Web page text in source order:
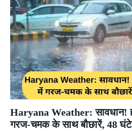
Haryana Weather: सावधान!
गरज-चमक के साथ बौछारें, 48 घंटे